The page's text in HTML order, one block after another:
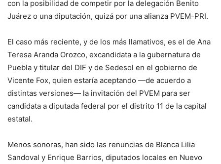
con la posibilidad de competir por la delegación Benito
Juárez o una diputación, quizá por una alianza PVEM-PRI.
El caso más reciente, y de los más llamativos, es el de Ana
Teresa Aranda Orozco, excandidata a la gubernatura de
Puebla y titular del DIF y de Sedesol en el gobierno de
Vicente Fox, quien estaría aceptando —de acuerdo a
distintas versiones— la invitación del PVEM para ser
candidata a diputada federal por el distrito 11 de la capital
estatal.
Menos sonoras, han sido las renuncias de Blanca Lilia
Sandoval y Enrique Barrios, diputados locales en Nuevo